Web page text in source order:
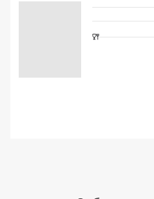
Сетевые отели Египта